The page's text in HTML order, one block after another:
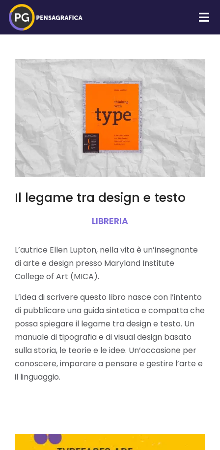
Il legame tra design e testo
LIBRERIA
L’autrice Ellen Lupton, nella vita è un’insegnante
di arte e design presso Maryland Institute
College of Art (MICA).
L’idea di scrivere questo libro nasce con l’intento
di pubblicare una guida sintetica e compatta che
possa spiegare il legame tra design e testo. Un
manuale di tipografia e di visual design basato
sulla storia, le teorie e le idee. Un’occasione per
conoscere, imparare a pensare e gestire l’arte e
il linguaggio.